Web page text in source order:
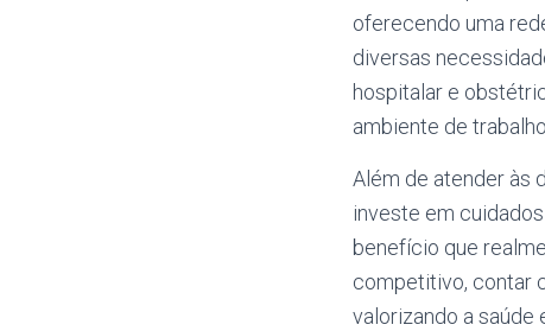
oferecendo uma
diversas
hospitalar e
ambiente de
Além de atender às
investe em
benefício que
competitivo, contar
valorizando a saúde